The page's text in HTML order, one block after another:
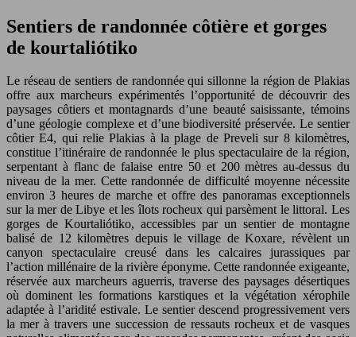
Sentiers de randonnée côtière et gorges
de kourtaliótiko
Le réseau de sentiers de randonnée qui sillonne la région de Plakias
offre aux marcheurs expérimentés l’opportunité de découvrir des
paysages côtiers et montagnards d’une beauté saisissante, témoins
d’une géologie complexe et d’une biodiversité préservée. Le sentier
côtier E4, qui relie Plakias à la plage de Preveli sur 8 kilomètres,
constitue l’itinéraire de randonnée le plus spectaculaire de la région,
serpentant à flanc de falaise entre 50 et 200 mètres au-dessus du
niveau de la mer. Cette randonnée de difficulté moyenne nécessite
environ 3 heures de marche et offre des panoramas exceptionnels
sur la mer de Libye et les îlots rocheux qui parsèment le littoral. Les
gorges de Kourtaliótiko, accessibles par un sentier de montagne
balisé de 12 kilomètres depuis le village de Koxare, révèlent un
canyon spectaculaire creusé dans les calcaires jurassiques par
l’action millénaire de la rivière éponyme. Cette randonnée exigeante,
réservée aux marcheurs aguerris, traverse des paysages désertiques
où dominent les formations karstiques et la végétation xérophile
adaptée à l’aridité estivale. Le sentier descend progressivement vers
la mer à travers une succession de ressauts rocheux et de vasques